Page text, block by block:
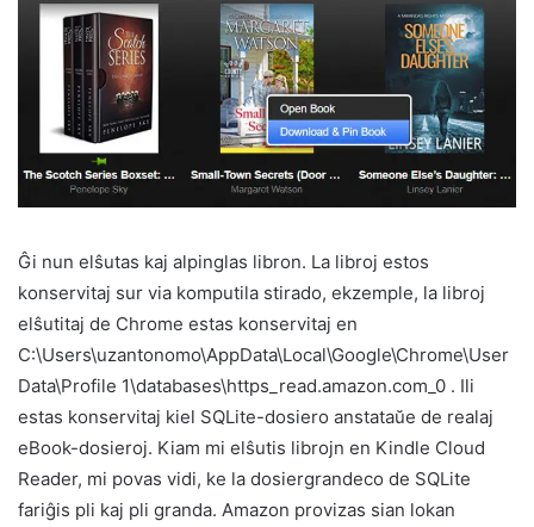
Ĝi nun elŝutas kaj alpinglas libron. La libroj estos
konservitaj sur via komputila stirado, ekzemple, la libroj
elŝutitaj de Chrome estas konservitaj en
C:\Users\uzantonomo\AppData\Local\Google\Chrome\User
Data\Profile 1\databases\https_read.amazon.com_0 . Ili
estas konservitaj kiel SQLite-dosiero anstataŭe de realaj
eBook-dosieroj. Kiam mi elŝutis librojn en Kindle Cloud
Reader, mi povas vidi, ke la dosiergrandeco de SQLite
fariĝis pli kaj pli granda. Amazon provizas sian lokan